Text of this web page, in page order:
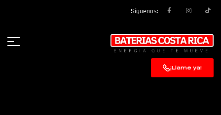
Síguenos:
¡Llame ya!